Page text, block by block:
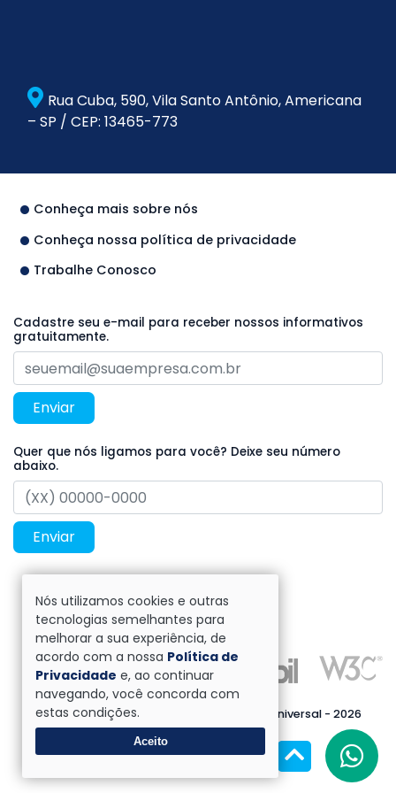
Rua Cuba, 590, Vila Santo Antônio, Americana
– SP / CEP: 13465-773
Conheça mais sobre nós
Conheça nossa política de privacidade
Trabalhe Conosco
Cadastre seu e-mail para receber nossos informativos
gratuitamente.
Enviar
Quer que nós ligamos para você? Deixe seu número
abaixo.
Enviar
Direitos reservados à Escritório Contábil Universal - 2026
Nós utilizamos cookies e outras
tecnologias semelhantes para
melhorar a sua experiência, de
acordo com a nossa Política de
Privacidade e, ao continuar
navegando, você concorda com
estas condições.
Aceito